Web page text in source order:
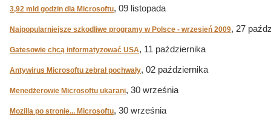
3,92 mld godzin dla Microsoftu, 09 listopada
Najpopularniejsze szkodliwe programy w Polsce - wrzesień 2009, 27
Gatesowie chcą informatyzować USA, 11 października
Antywirus Microsoftu zebrał pochwały, 02 października
Menedżerowie Microsoftu ukarani, 30 września
Mozilla po stronie... Microsoftu, 30 września